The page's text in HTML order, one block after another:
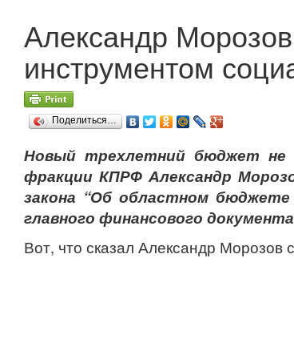
Александр
инструментом
Поделиться…
Новый трехлетний бюджет не
фракции КПРФ Александр
закона “Об областном бюджете
главного финансового
Вот, что сказал Александр Морозов